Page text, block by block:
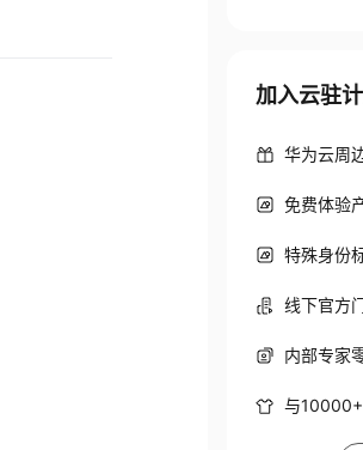
加入云驻
华为云周
免费体验
特殊身份
线下官方
内部专家
与